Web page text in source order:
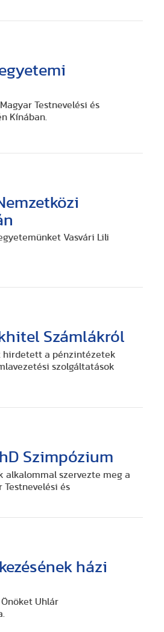
Testnevelési és
Kínában.
Vasvári Lili
Számlákról
hirdetett a pénzintézetek
szolgáltatások
Szimpózium
szervezte meg a
és
házi
Uhlár